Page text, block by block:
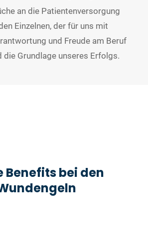
an die Patientenversorgung
Einzelnen, der für uns mit
und Freude am Beruf
die Grundlage unseres Erfolgs.
Benefits bei den